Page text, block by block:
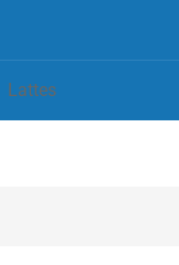
Lattes